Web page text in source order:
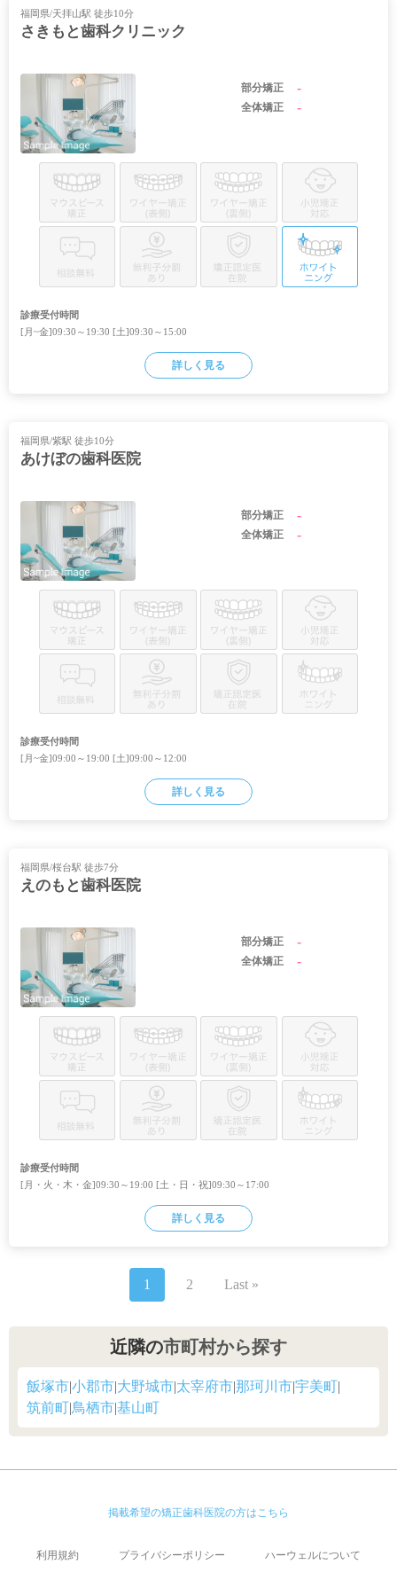
福岡県/天拝山駅 徒歩10分
さきもと歯科クリニック
部分矯正 -
全体矯正 -
診療受付時間
[月~金]09:30～19:30 [土]09:30～15:00
詳しく見る
福岡県/紫駅 徒歩10分
あけぼの歯科医院
部分矯正 -
全体矯正 -
診療受付時間
[月~金]09:00～19:00 [土]09:00～12:00
詳しく見る
福岡県/桜台駅 徒歩7分
えのもと歯科医院
部分矯正 -
全体矯正 -
診療受付時間
[月・火・木・金]09:30～19:00 [土・日・祝]09:30～17:00
詳しく見る
1 2 Last »
近隣の市町村から探す
飯塚市|小郡市|大野城市|太宰府市|那珂川市|宇美町|
筑前町|鳥栖市|基山町
掲載希望の矯正歯科医院の方はこちら
利用規約 プライバシーポリシー ハーウェルについて